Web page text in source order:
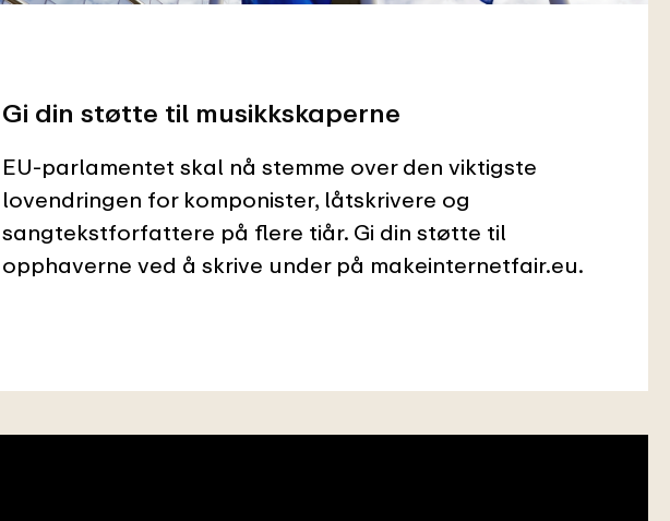
Gi din støtte til musikkskaperne
EU-parlamentet skal nå stemme over den viktigste
lovendringen for komponister, låtskrivere og
sangtekstforfattere på flere tiår. Gi din støtte til
opphaverne ved å skrive under på makeinternetfair.eu.